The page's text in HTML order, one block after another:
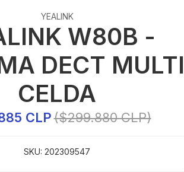
YEALINK
W80B -
DECT MULTI
CELDA
CLP($299.880 CLP)
SKU: 202309547